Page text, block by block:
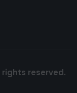
rights reserved.